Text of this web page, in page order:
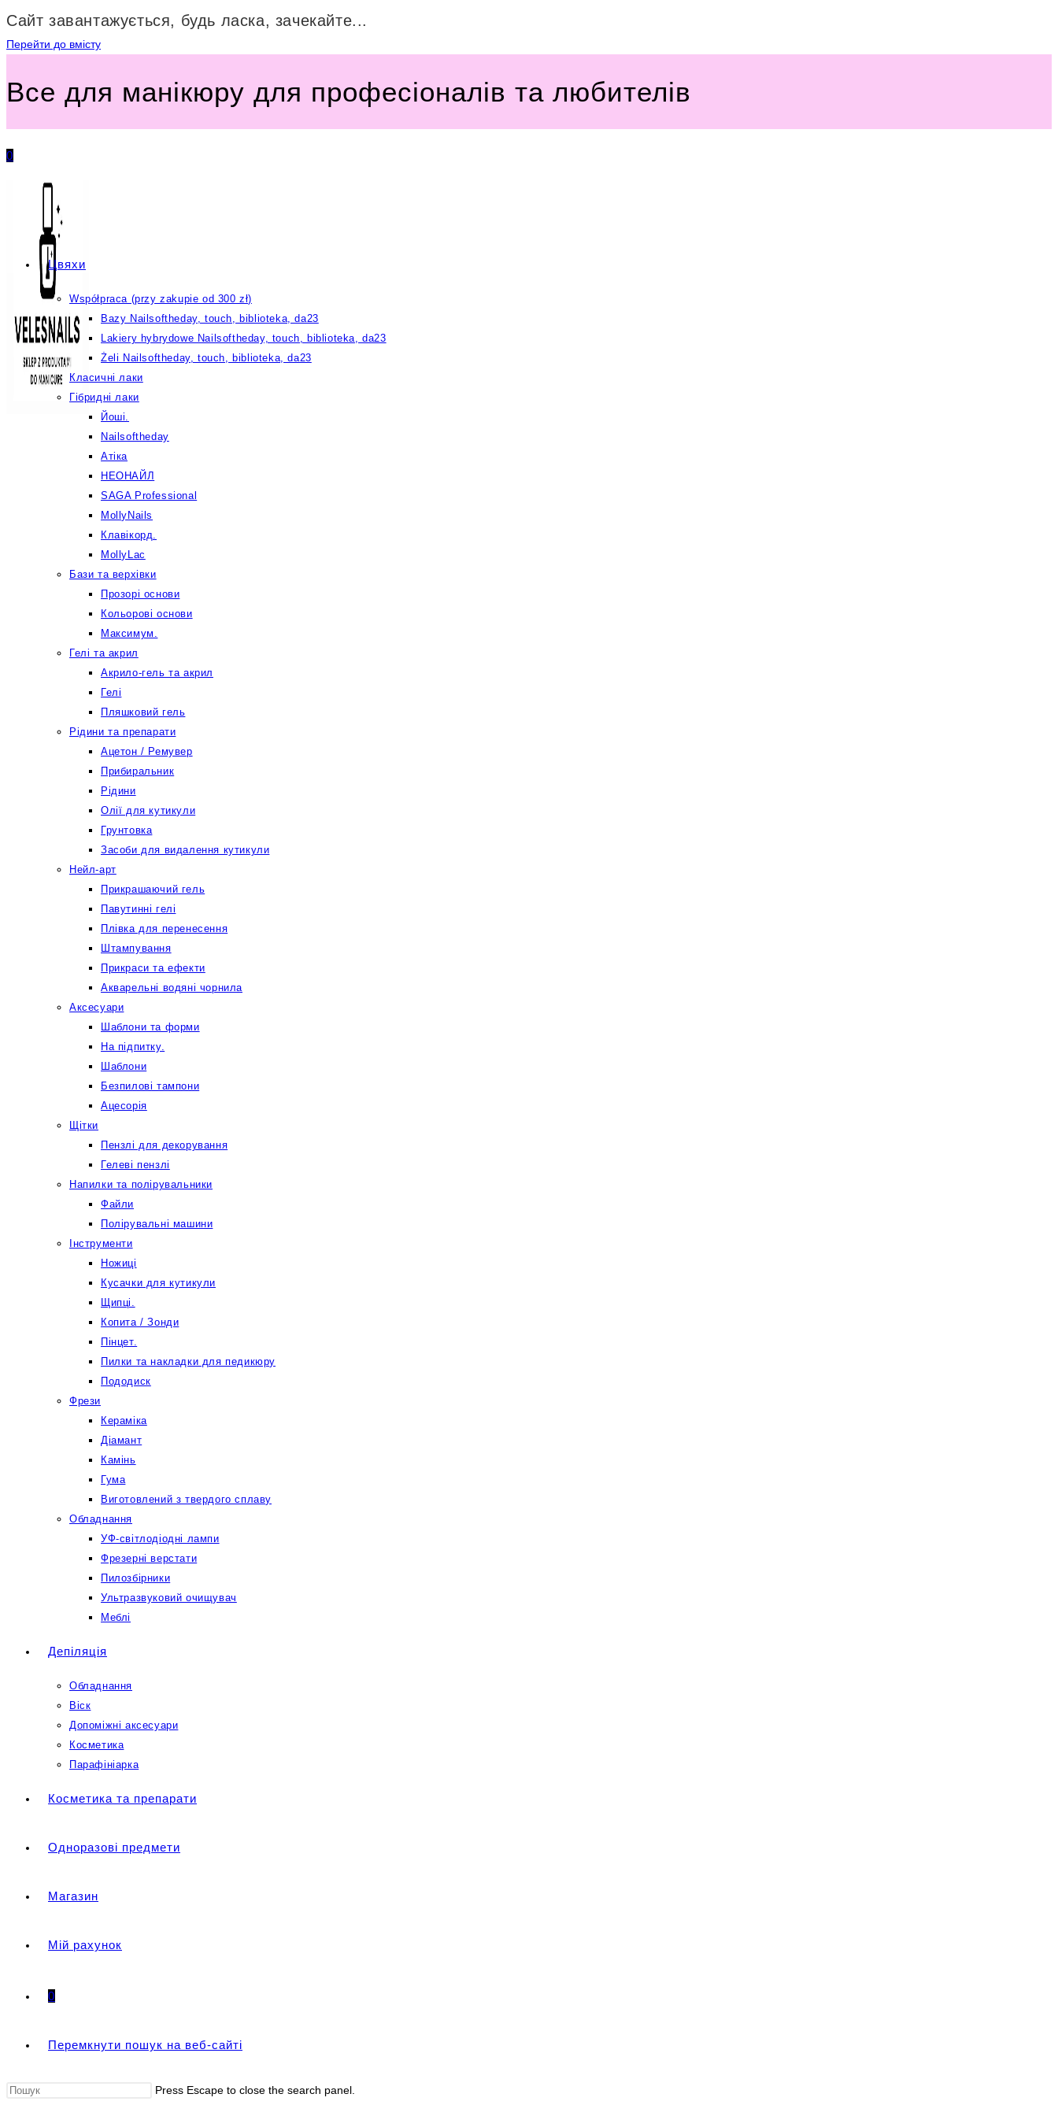
Сайт завантажується, будь ласка, зачекайте...
Перейти до вмісту
Все для манікюру для професіоналів та любителів
0
Цвяхи
Współpraca (przy zakupie od 300 zł)
Bazy Nailsoftheday, touch, biblioteka, da23
Lakiery hybrydowe Nailsoftheday, touch, biblioteka, da23
Żeli Nailsoftheday, touch, biblioteka, da23
Класичні лаки
Гібридні лаки
Йоші.
Nailsoftheday
Атіка
НЕОНАЙЛ
SAGA Professional
MollyNails
Клавікорд.
MollyLac
Бази та верхівки
Прозорі основи
Кольорові основи
Максимум.
Гелі та акрил
Акрило-гель та акрил
Гелі
Пляшковий гель
Рідини та препарати
Ацетон / Ремувер
Прибиральник
Рідини
Олії для кутикули
Грунтовка
Засоби для видалення кутикули
Нейл-арт
Прикрашаючий гель
Павутинні гелі
Плівка для перенесення
Штампування
Прикраси та ефекти
Акварельні водяні чорнила
Аксесуари
Шаблони та форми
На підпитку.
Шаблони
Безпилові тампони
Ацесорія
Щітки
Пензлі для декорування
Гелеві пензлі
Напилки та полірувальники
Файли
Полірувальні машини
Інструменти
Ножиці
Кусачки для кутикули
Щипці.
Копита / Зонди
Пінцет.
Пилки та накладки для педикюру
Пододиск
Фрези
Кераміка
Діамант
Камінь
Гума
Виготовлений з твердого сплаву
Обладнання
УФ-світлодіодні лампи
Фрезерні верстати
Пилозбірники
Ультразвуковий очищувач
Меблі
Депіляція
Обладнання
Віск
Допоміжні аксесуари
Косметика
Парафініарка
Косметика та препарати
Одноразові предмети
Магазин
Мій рахунок
0
Перемкнути пошук на веб-сайті
Press Escape to close the search panel.